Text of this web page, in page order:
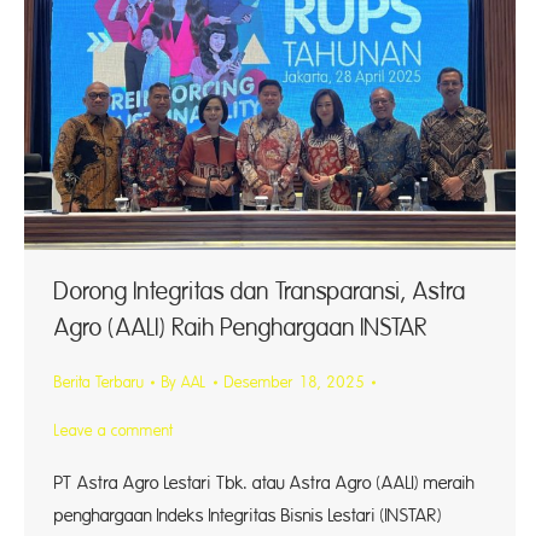
Dorong Integritas dan Transparansi, Astra
Agro (AALI) Raih Penghargaan INSTAR
Berita Terbaru By AAL Desember 18, 2025
Leave a comment
PT Astra Agro Lestari Tbk. atau Astra Agro (AALI) meraih
penghargaan Indeks Integritas Bisnis Lestari (INSTAR)